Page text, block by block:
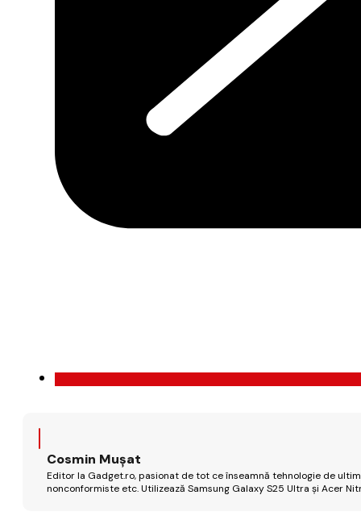
Cosmin Mușat
Editor la Gadget.ro, pasionat de tot ce înseamnă tehnologie de
nonconformiste etc. Utilizează Samsung Galaxy S25 Ultra și Acer